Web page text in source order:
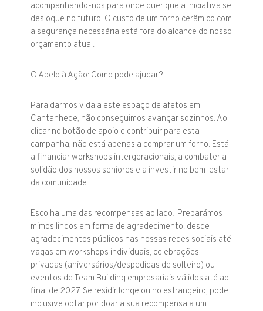
acompanhando-nos para onde quer que a iniciativa se
desloque no futuro. O custo de um forno cerâmico com
a segurança necessária está fora do alcance do nosso
orçamento atual.
O Apelo à Ação: Como pode ajudar?
Para darmos vida a este espaço de afetos em
Cantanhede, não conseguimos avançar sozinhos. Ao
clicar no botão de apoio e contribuir para esta
campanha, não está apenas a comprar um forno. Está
a financiar workshops intergeracionais, a combater a
solidão dos nossos seniores e a investir no bem-estar
da comunidade.
Escolha uma das recompensas ao lado! Preparámos
mimos lindos em forma de agradecimento: desde
agradecimentos públicos nas nossas redes sociais até
vagas em workshops individuais, celebrações
privadas (aniversários/despedidas de solteiro) ou
eventos de Team Building empresariais válidos até ao
final de 2027. Se residir longe ou no estrangeiro, pode
inclusive optar por doar a sua recompensa a um